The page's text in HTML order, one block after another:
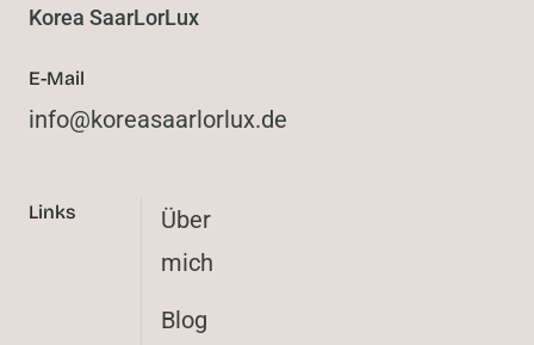
Korea SaarLorLux
E-Mail
ed.xulrolraasaerok
@ofni
Links
Über
mich
Blog